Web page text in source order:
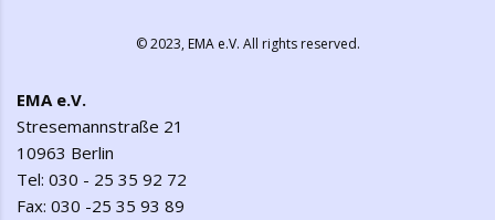
© 2023,EMA e.V. All rights reserved.
EMA e.V.
Stresemannstraße 21
10963 Berlin
Tel: 030 - 25 35 92 72
Fax: 030 -25 35 93 89